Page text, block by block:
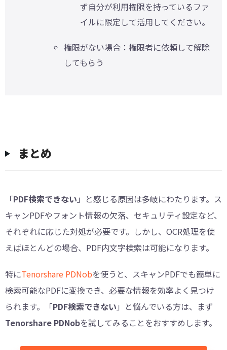
ず自分が利用権限を持っているファ
イルに限定して活用してください。
権限がない場合：権限者に依頼して解除
してもらう
まとめ
「PDF検索できない 」と感じる原因は多岐にわたります。ス
キャンPDFやフォント情報の欠落、セキュリティ設定など、
それぞれに応じた対処が必要です。しかし、OCR処理を使
えばほとんどの場合、PDF内文字検索は可能になります。
特にTenorshare PDNobを使うと、スキャンPDFでも簡単に
検索可能なPDFに変換でき、必要な情報を効率よく見つけ
られます。「PDF検索できない 」と悩んでいる方は、まず
Tenorshare PDNobを試してみることをおすすめします。